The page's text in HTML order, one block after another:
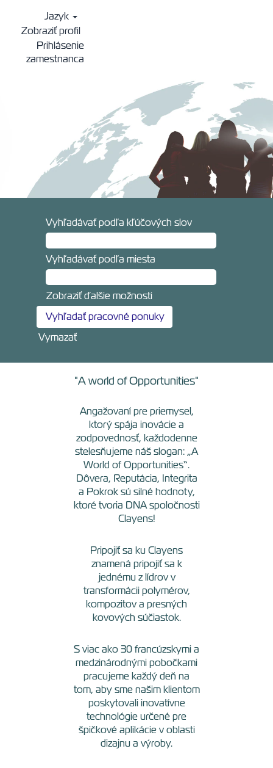
Jazyk
Zobraziť profil
Prihlásenie
zamestnanca
Vyhľadávať podľa kľúčových slov
Vyhľadávať podľa miesta
Zobraziť ďalšie možnosti
Vymazať
"A world of Opportunities"
Angažovaní pre priemysel,
ktorý spája inovácie a
zodpovednosť, každodenne
stelesňujeme náš slogan: „A
World of Opportunities“.
Dôvera, Reputácia, Integrita
a Pokrok sú silné hodnoty,
ktoré tvoria DNA spoločnosti
Clayens!
Pripojiť sa ku Clayens
znamená pripojiť sa k
jednému z lídrov v
transformácii polymérov,
kompozitov a presných
kovových súčiastok.
S viac ako 30 francúzskymi a
medzinárodnými pobočkami
pracujeme každý deň na
tom, aby sme našim klientom
poskytovali inovatívne
technológie určené pre
špičkové aplikácie v oblasti
dizajnu a výroby.